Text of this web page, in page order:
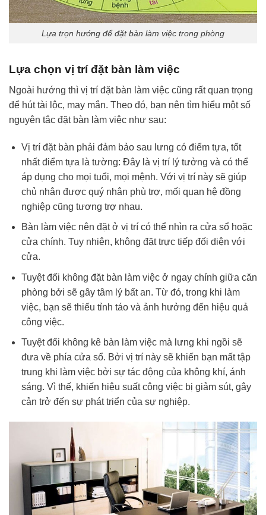
Lựa trọn hướng để đặt bàn làm việc trong phòng
Lựa chọn vị trí đặt bàn làm việc
Ngoài hướng thì vị trí đặt bàn làm việc cũng rất quan trọng
để hút tài lộc, may mắn. Theo đó, bạn nên tìm hiểu một số
nguyên tắc đặt bàn làm việc như sau:
Vị trí đặt bàn phải đảm bảo sau lưng có điểm tựa, tốt
nhất điểm tựa là tường: Đây là vị trí lý tưởng và có thể
áp dụng cho mọi tuổi, mọi mệnh. Với vị trí này sẽ giúp
chủ nhân được quý nhân phù trợ, mối quan hệ đồng
nghiệp cũng tương trợ nhau.
Bàn làm việc nên đặt ở vị trí có thể nhìn ra cửa sổ hoặc
cửa chính. Tuy nhiên, không đặt trực tiếp đối diện với
cửa.
Tuyệt đối không đặt bàn làm việc ở ngay chính giữa căn
phòng bởi sẽ gây tâm lý bất an. Từ đó, trong khi làm
việc, bạn sẽ thiếu tỉnh táo và ảnh hưởng đến hiệu quả
công việc.
Tuyệt đối không kê bàn làm việc mà lưng khi ngồi sẽ
đưa về phía cửa sổ. Bởi vị trí này sẽ khiến bạn mất tập
trung khi làm việc bởi sự tác động của không khí, ánh
sáng. Vì thế, khiến hiệu suất công việc bị giảm sút, gây
cản trở đến sự phát triển của sự nghiệp.